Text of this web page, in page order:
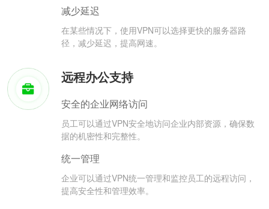
减少延迟
在某些情况下，使用VPN可以选择更快的服务器路
径，减少延迟，提高网速。
远程办公支持
安全的企业网络访问
员工可以通过VPN安全地访问企业内部资源，确保数
据的机密性和完整性。
统一管理
企业可以通过VPN统一管理和监控员工的远程访问，
提高安全性和管理效率。